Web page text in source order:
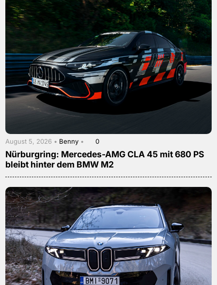
August 5, 2026 • Benny • 0
Nürburgring: Mercedes-AMG CLA 45 mit 680 PS
bleibt hinter dem BMW M2